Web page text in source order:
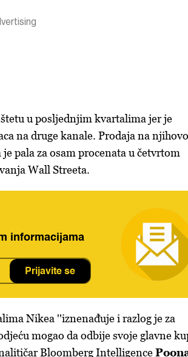
u posljednjim kvartalima jer je
na druge kanale. Prodaja na
pala za osam procenata u četvrtom
Wall Streeta.
informacijama
Prijavite se
Nikea ''iznenađuje i razlog je za
mogao da odbije svoje glavne
Bloomberg Intelligence